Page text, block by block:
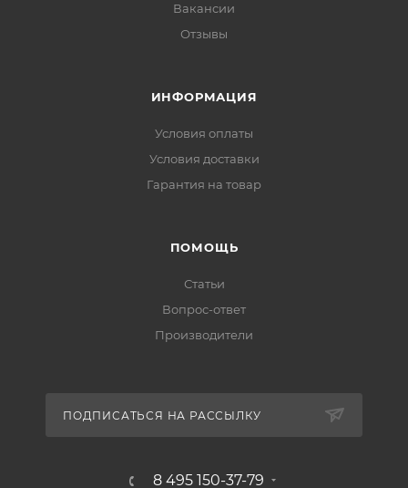
Вакансии
Отзывы
ИНФОРМАЦИЯ
Условия оплаты
Условия доставки
Гарантия на товар
ПОМОЩЬ
Статьи
Вопрос-ответ
Производители
ПОДПИСАТЬСЯ НА РАССЫЛКУ
8 495 150-37-79